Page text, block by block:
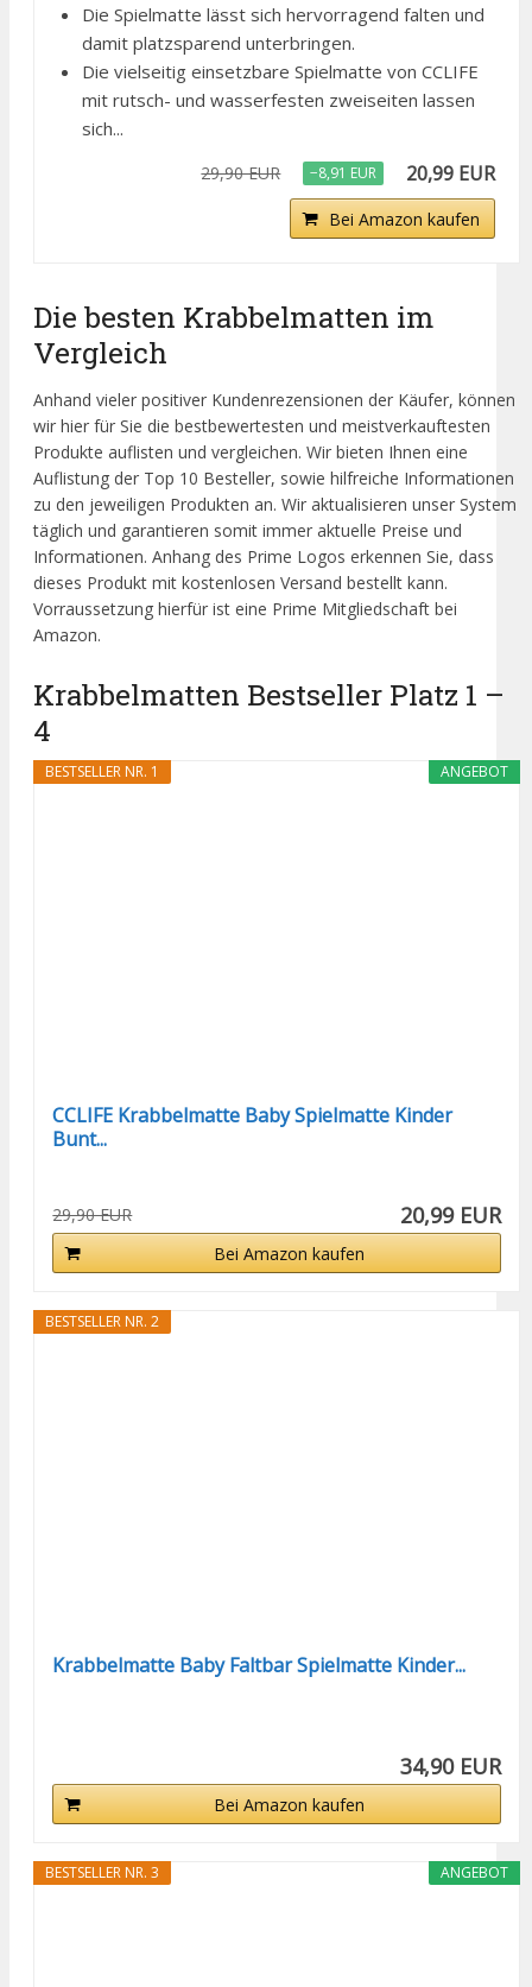
Die Spielmatte lässt sich hervorragend falten und
damit platzsparend unterbringen.
Die vielseitig einsetzbare Spielmatte von CCLIFE
mit rutsch- und wasserfesten zweiseiten lassen
sich...
29,90 EUR −8,91 EUR 20,99 EUR
Bei Amazon kaufen
Die besten Krabbelmatten im
Vergleich
Anhand vieler positiver Kundenrezensionen der Käufer, können
wir hier für Sie die bestbewertesten und meistverkauftesten
Produkte auflisten und vergleichen. Wir bieten Ihnen eine
Auflistung der Top 10 Besteller, sowie hilfreiche Informationen
zu den jeweiligen Produkten an. Wir aktualisieren unser System
täglich und garantieren somit immer aktuelle Preise und
Informationen. Anhang des Prime Logos erkennen Sie, dass
dieses Produkt mit kostenlosen Versand bestellt kann.
Vorraussetzung hierfür ist eine Prime Mitgliedschaft bei
Amazon.
Krabbelmatten Bestseller Platz 1 –
4
ANGEBOT
BESTSELLER NR. 1
CCLIFE Krabbelmatte Baby Spielmatte Kinder
Bunt...
29,90 EUR 20,99 EUR
Bei Amazon kaufen
BESTSELLER NR. 2
Krabbelmatte Baby Faltbar Spielmatte Kinder...
34,90 EUR
Bei Amazon kaufen
ANGEBOT
BESTSELLER NR. 3